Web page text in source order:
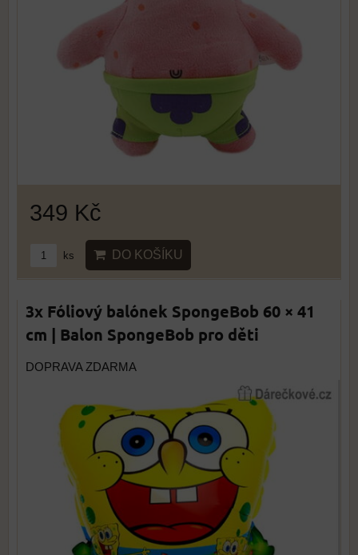
349 Kč
ks DO KOŠÍKU
3x Fóliový balónek SpongeBob 60 × 41
cm | Balon SpongeBob pro děti
DOPRAVA ZDARMA